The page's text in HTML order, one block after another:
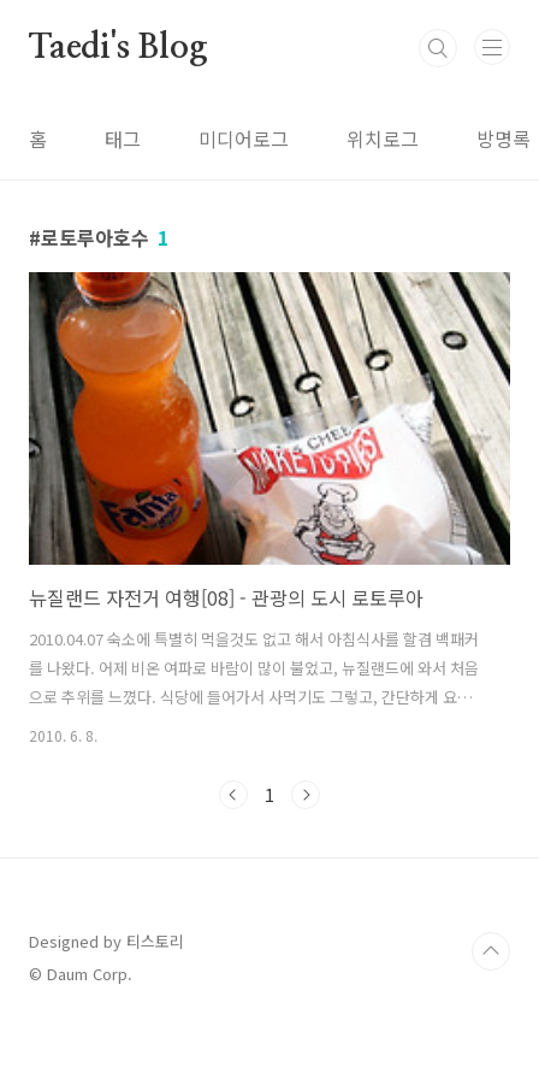
Taedi's Blog
홈 태그 미디어로그 위치로그 방명록
로토루아호수 1
뉴질랜드 자전거 여행[08] - 관광의 도시 로토루아
2010.04.07 숙소에 특별히 먹을것도 없고 해서 아침식사를 할겸 백패커
를 나왔다. 어제 비온 여파로 바람이 많이 불었고, 뉴질랜드에 와서 처음
으로 추위를 느꼈다. 식당에 들어가서 사먹기도 그렇고, 간단하게 요기를
할 생각으로 돌아다니다가 반가운 한글이 쓰여진 슈퍼마켓이 보였다. 주
식사 를 해결하려 했다. 그런데... 주인아저씨가 하시는 말씀이 여기는 슈
2010. 6. 8.
1
Designed by 티스토리
© Daum Corp.